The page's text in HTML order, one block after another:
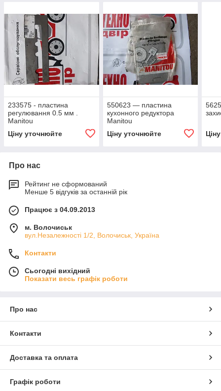
233575 - пластина
регулювання 0.5 мм .
Manitou
Ціну уточнюйте
550623 — пластина
кухонного редуктора
Manitou
Ціну уточнюйте
Про нас
Рейтинг не сформований
Менше 5 відгуків за останній рік
Працює з 04.09.2013
м. Волочиськ
вул.Незалежності 1/2, Волочиськ, Україна
Контакти
Сьогодні вихідний
Показати весь графік роботи
Про нас
Контакти
Доставка та оплата
Графік роботи